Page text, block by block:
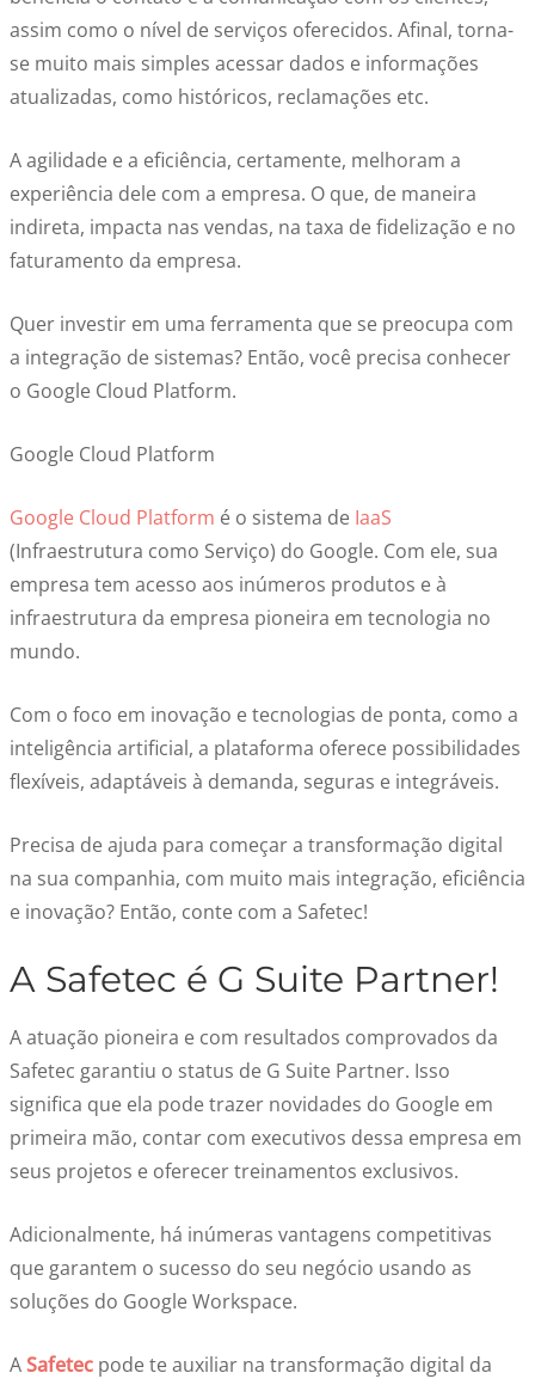
assim como o nível de serviços oferecidos. Afinal, torna-
se muito mais simples acessar dados e informações
atualizadas, como históricos, reclamações etc.
A agilidade e a eficiência, certamente, melhoram a
experiência dele com a empresa. O que, de maneira
indireta, impacta nas vendas, na taxa de fidelização e no
faturamento da empresa.
Quer investir em uma ferramenta que se preocupa com
a integração de sistemas? Então, você precisa conhecer
o Google Cloud Platform.
Google Cloud Platform
Google Cloud Platform é o sistema de IaaS
(Infraestrutura como Serviço) do Google. Com ele, sua
empresa tem acesso aos inúmeros produtos e à
infraestrutura da empresa pioneira em tecnologia no
mundo.
Com o foco em inovação e tecnologias de ponta, como a
inteligência artificial, a plataforma oferece possibilidades
flexíveis, adaptáveis à demanda, seguras e integráveis.
Precisa de ajuda para começar a transformação digital
na sua companhia, com muito mais integração, eficiência
e inovação? Então, conte com a Safetec!
A Safetec é G Suite Partner!
A atuação pioneira e com resultados comprovados da
Safetec garantiu o status de G Suite Partner. Isso
significa que ela pode trazer novidades do Google em
primeira mão, contar com executivos dessa empresa em
seus projetos e oferecer treinamentos exclusivos.
Adicionalmente, há inúmeras vantagens competitivas
que garantem o sucesso do seu negócio usando as
soluções do Google Workspace.
ASafetec pode te auxiliar na transformação digital da